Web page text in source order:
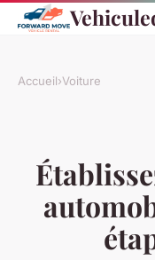
Accueil›Voiture